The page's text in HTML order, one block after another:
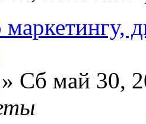
» Сб май 30,